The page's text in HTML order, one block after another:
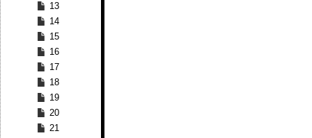
13
14
15
16
17
18
19
20
21